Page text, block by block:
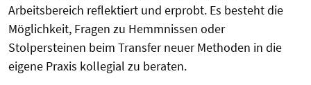
Arbeitsbereich reflektiert und erprobt. Es besteht die
Möglichkeit, Fragen zu Hemmnissen oder
Stolpersteinen beim Transfer neuer Methoden in die
eigene Praxis kollegial zu beraten.